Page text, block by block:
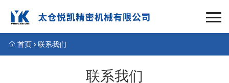
首页>联系我们
联系我们